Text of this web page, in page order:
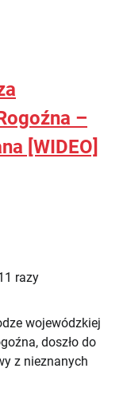
–
[WIDEO]
razy
wojewódzkiej
doszło do
z nieznanych